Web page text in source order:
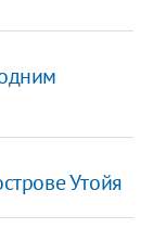
Утойя